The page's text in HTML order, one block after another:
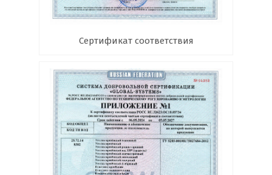
Сертификат соответствия